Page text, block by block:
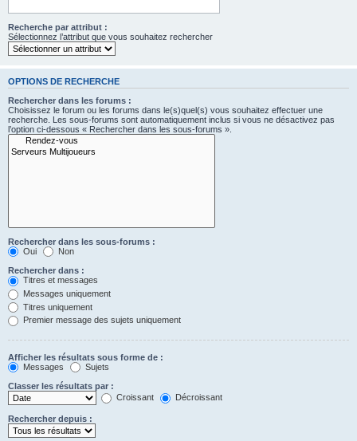
Recherche par attribut :
Sélectionnez l’attribut que vous souhaitez rechercher
OPTIONS DE RECHERCHE
Rechercher dans les forums :
Choisissez le forum ou les forums dans le(s)quel(s) vous souhaitez effectuer une
recherche. Les sous-forums sont automatiquement inclus si vous ne désactivez pas
l’option ci-dessous « Rechercher dans les sous-forums ».
Rechercher dans les sous-forums :
Oui
Non
Rechercher dans :
Titres et messages
Messages uniquement
Titres uniquement
Premier message des sujets uniquement
Afficher les résultats sous forme de :
Messages
Sujets
Classer les résultats par :
Croissant
Décroissant
Rechercher depuis :